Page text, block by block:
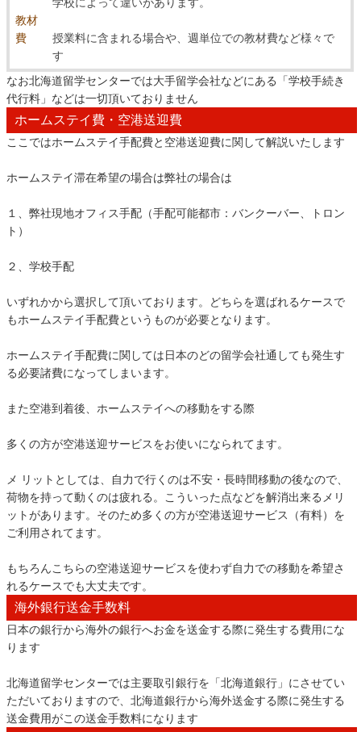
教材
費
授業料に含まれる場合や、週単位での教材費など様々で
す
なお北海道留学センターでは大手留学会社などにある「学校手続き
代行料」などは一切頂いておりません
ホームステイ費・空港送迎費
ここではホームステイ手配費と空港送迎費に関して解説いたします
ホームステイ滞在希望の場合は弊社の場合は
１、弊社現地オフィス手配（手配可能都市：バンクーバー、トロン
ト）
２、学校手配
いずれかから選択して頂いております。どちらを選ばれるケースで
もホームステイ手配費というものが必要となります。
ホームステイ手配費に関しては日本のどの留学会社通しても発生す
る必要諸費になってしまいます。
また空港到着後、ホームステイへの移動をする際
多くの方が空港送迎サービスをお使いになられてます。
メ リットとしては、自力で行くのは不安・長時間移動の後なので、
荷物を持って動くのは疲れる。こういった点などを解消出来るメリ
ットがあります。そのため多くの方が空港送迎サービス（有料）を
ご利用されてます。
もちろんこちらの空港送迎サービスを使わず自力での移動を希望さ
れるケースでも大丈夫です。
海外銀行送金手数料
日本の銀行から海外の銀行へお金を送金する際に発生する費用にな
ります
北海道留学センターでは主要取引銀行を「北海道銀行」にさせてい
ただいておりますので、北海道銀行から海外送金する際に発生する
送金費用がこの送金手数料になります